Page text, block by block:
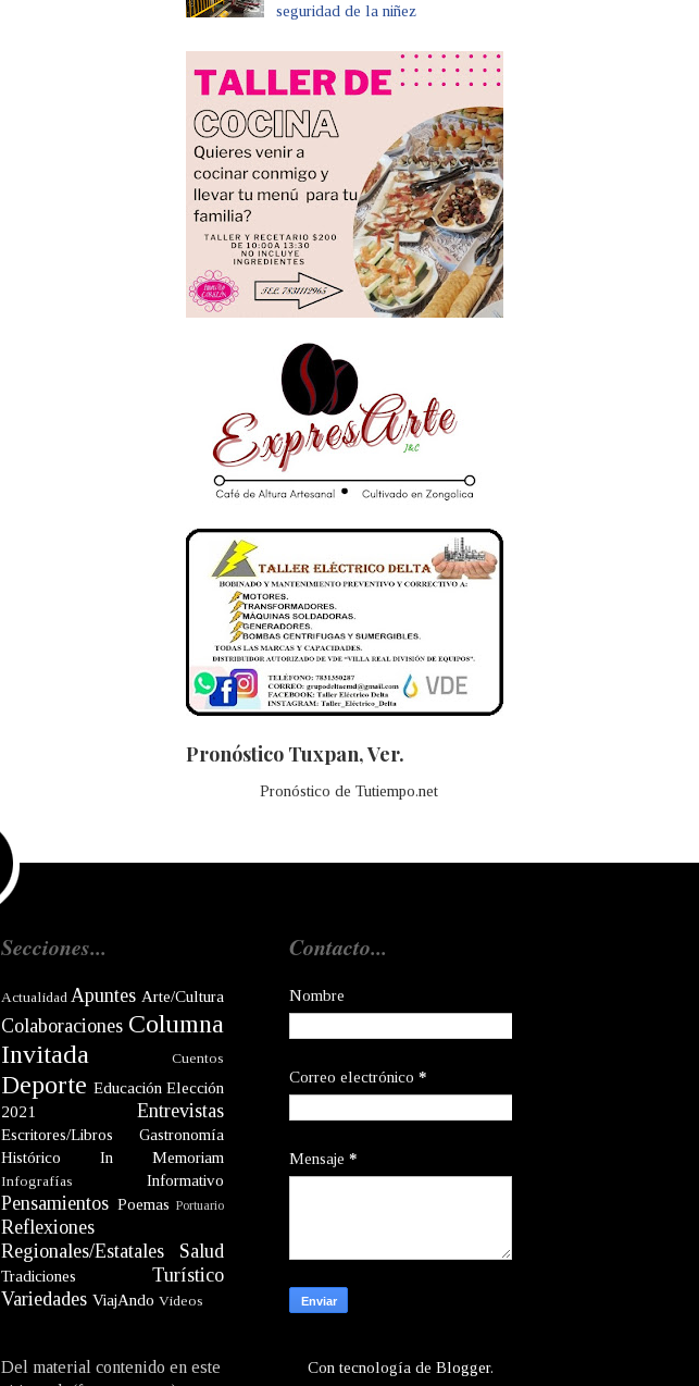
seguridad de la niñez
Pronóstico Tuxpan, Ver.
Pronóstico de Tutiempo.net
Secciones...
Actualidad Apuntes Arte/Cultura
Colaboraciones Columna
Invitada
Cuentos
Deporte Educación Elección
2021
Entrevistas
Escritores/Libros
Gastronomía
Histórico
In Memoriam
Infografías Informativo
Pensamientos Poemas Portuario
Reflexiones
Regionales/Estatales
Salud
Tradiciones
Turístico
Variedades ViajAndo Videos
Del material contenido en este
Contacto...
Nombre
Correo electrónico *
Mensaje *
Con tecnología de Blogger.